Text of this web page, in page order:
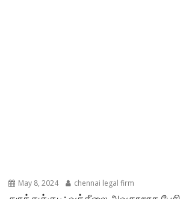
May 8, 2024 chennai legal firm